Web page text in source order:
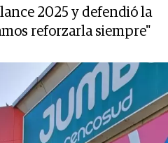
2025 y defendió la
reforzarla siempre"